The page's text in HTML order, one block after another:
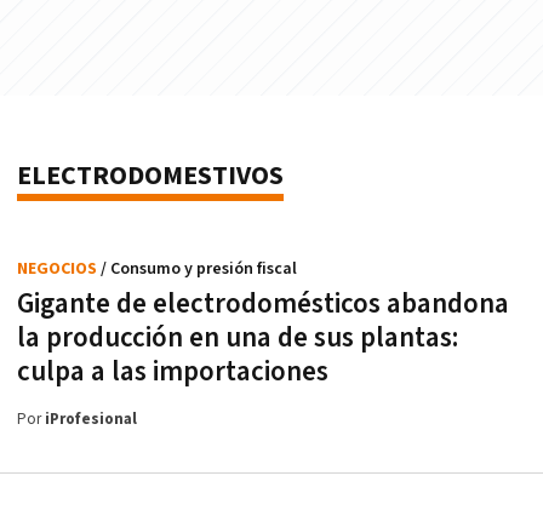
ELECTRODOMESTIVOS
Gigante de electrodomésticos abandona
la producción en una de sus plantas:
culpa a las importaciones
NEGOCIOS / Consumo y presión fiscal
PoriProfesional